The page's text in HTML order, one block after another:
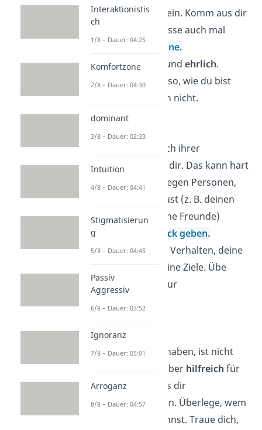
Lerne,offenzu sein. Komm aus dir
heraus und verlasse auch mal
deine
Komfortzone.
Seiauthentisch und ehrlich.
Präsentiere dich so, wie du bist
und verstelle dich nicht.
Blinder Fleck:
Frage andere nach ihrer
Einschätzung
zu dir. Das kann hart
sein. Frage deswegen Personen,
denen du vertraust (z. B. deinen
Partner oder deine Freunde)
Lasse dir
Feedback geben.
Hinterfrage dein Verhalten, deine
Wünsche und deine Ziele. Übe
deine Fähigkeit zur
Geheimnisse zu haben, ist nicht
verboten. Es ist aber hilfreich für
Beziehungen, aus dir
herauszukommen. Überlege, wem
kannst. Traue dich,
Interaktionistis
ch
1/8 – Dauer: 04:25
Komfortzone
2/8 – Dauer: 04:30
dominant
3/8 – Dauer: 02:33
Intuition
4/8 – Dauer: 04:41
Stigmatisierun
g
5/8 – Dauer: 04:45
Passiv
Aggressiv
6/8 – Dauer: 03:52
Ignoranz
7/8 – Dauer: 05:01
Arroganz
8/8 – Dauer: 04:57